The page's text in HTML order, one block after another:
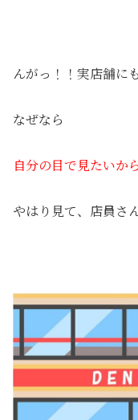
んがっ！！実店舗に
なぜなら
自分の目で見たいから
やはり見て、店員さ